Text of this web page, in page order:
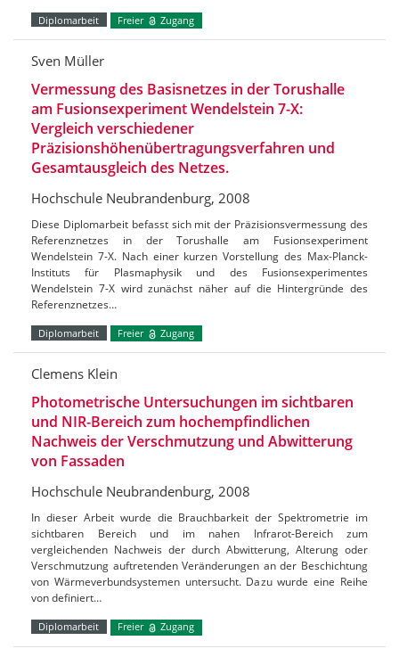
Diplomarbeit Freier Zugang
Sven Müller
Vermessung des Basisnetzes in der Torushalle
am Fusionsexperiment Wendelstein 7-X:
Vergleich verschiedener
Präzisionshöhenübertragungsverfahren und
Gesamtausgleich des Netzes.
Hochschule Neubrandenburg, 2008
Diese Diplomarbeit befasst sich mit der Präzisionsvermessung des
Referenznetzes in der Torushalle am Fusionsexperiment
Wendelstein 7-X. Nach einer kurzen Vorstellung des Max-Planck-
Instituts für Plasmaphysik und des Fusionsexperimentes
Wendelstein 7-X wird zunächst näher auf die Hintergründe des
Referenznetzes…
Diplomarbeit Freier Zugang
Clemens Klein
Photometrische Untersuchungen im sichtbaren
und NIR-Bereich zum hochempfindlichen
Nachweis der Verschmutzung und Abwitterung
von Fassaden
Hochschule Neubrandenburg, 2008
In dieser Arbeit wurde die Brauchbarkeit der Spektrometrie im
sichtbaren Bereich und im nahen Infrarot-Bereich zum
vergleichenden Nachweis der durch Abwitterung, Alterung oder
Verschmutzung auftretenden Veränderungen an der Beschichtung
von Wärmeverbundsystemen untersucht. Dazu wurde eine Reihe
von definiert…
Diplomarbeit Freier Zugang